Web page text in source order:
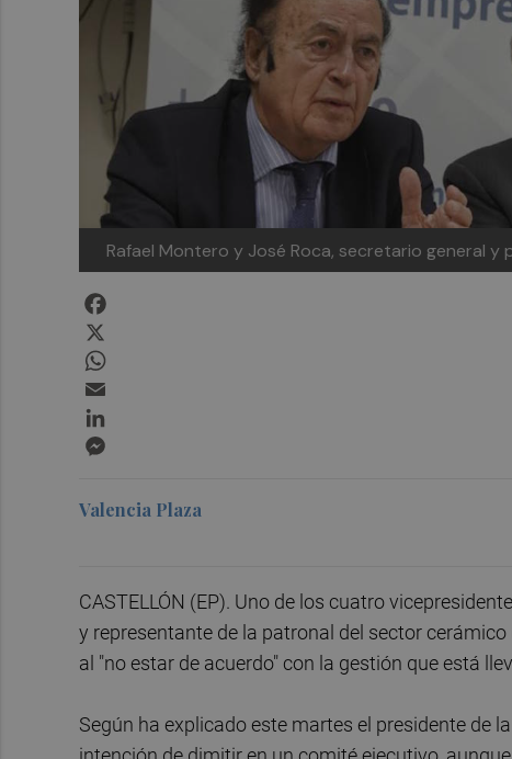
Rafael Montero y José Roca, secretario general y
Valencia Plaza
CASTELLÓN (EP). Uno de los cuatro
y representante de la patronal del sector cerámico
al "no estar de acuerdo" con la gestión que está
Según ha explicado este martes el presidente de la